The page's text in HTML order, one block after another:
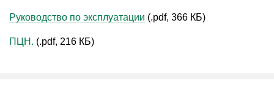
Руководство по эксплуатации (.pdf, 366 КБ)
ПЦН. (.pdf, 216 КБ)